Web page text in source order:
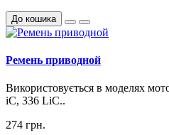
До кошика
Ремень приводной
Використовується в моделях
iC, 336 LiC..
274 грн.